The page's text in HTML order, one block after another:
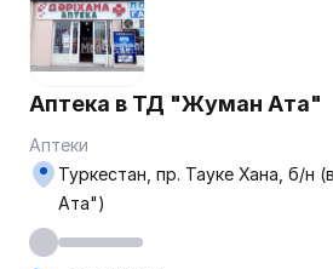
Аптека в ТД "Жуман Ата"
Аптеки
Туркестан, пр. Тауке Хана, б/н
Ата")